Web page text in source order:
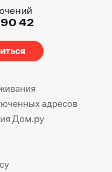
42
адресов
Дом.ру